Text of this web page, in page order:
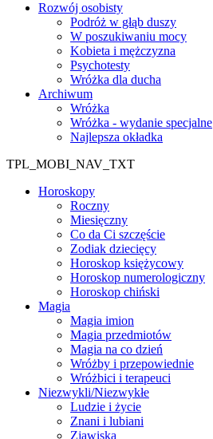
Rozwój osobisty
Podróż w głąb duszy
W poszukiwaniu mocy
Kobieta i mężczyzna
Psychotesty
Wróżka dla ducha
Archiwum
Wróżka
Wróżka - wydanie specjalne
Najlepsza okładka
TPL_MOBI_NAV_TXT
Horoskopy
Roczny
Miesięczny
Co da Ci szczęście
Zodiak dziecięcy
Horoskop księżycowy
Horoskop numerologiczny
Horoskop chiński
Magia
Magia imion
Magia przedmiotów
Magia na co dzień
Wróżby i przepowiednie
Wróżbici i terapeuci
Niezwykli/Niezwykłe
Ludzie i życie
Znani i lubiani
Zjawiska